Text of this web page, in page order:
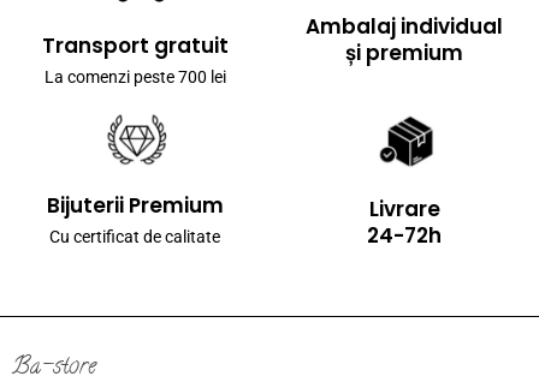
Transport gratuit
La comenzi peste 700 lei
Ambalaj individual
și premium
Bijuterii Premium
Cu certificat de calitate
Livrare
24-72h
Ba-store